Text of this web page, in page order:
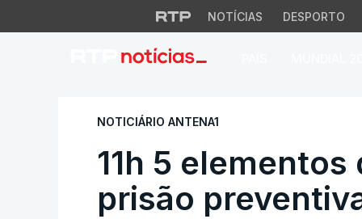
NOTÍCIAS DESPORTO
11h 5 elementos
NOTICIÁRIO ANTENA1
11h 5 elementos
prisão